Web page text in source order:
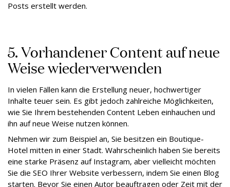
Posts erstellt werden.
5. Vorhandener Content auf neue
Weise wiederverwenden
In vielen Fällen kann die Erstellung neuer, hochwertiger
Inhalte teuer sein. Es gibt jedoch zahlreiche Möglichkeiten,
wie Sie Ihrem bestehenden Content Leben einhauchen und
ihn auf neue Weise nutzen können.
Nehmen wir zum Beispiel an, Sie besitzen ein Boutique-
Hotel mitten in einer Stadt. Wahrscheinlich haben Sie bereits
eine starke Präsenz auf Instagram, aber vielleicht möchten
Sie die SEO Ihrer Website verbessern, indem Sie einen Blog
starten. Bevor Sie einen Autor beauftragen oder Zeit mit der